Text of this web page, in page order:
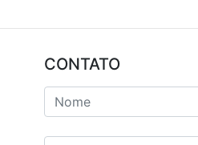
CONTATO